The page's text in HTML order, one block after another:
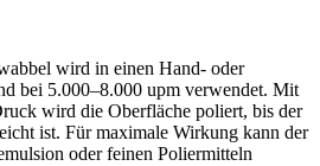
wird in einen Hand- oder
bei 5.000–8.000 upm verwendet. Mit
wird die Oberfläche poliert, bis der
ist. Für maximale Wirkung kann der
oder feinen Poliermitteln